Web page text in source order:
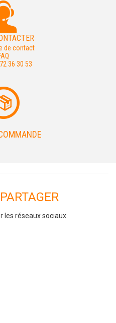
de contact
36 30 53
les réseaux sociaux.